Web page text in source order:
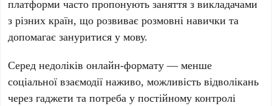
платформи часто пропонують заняття з викладачами
з різних країн, що розвиває розмовні навички та
допомагає зануритися у мову.
Серед недоліків онлайн-формату — менше
соціальної взаємодії наживо, можливість відволікань
через гаджети та потреба у постійному контролі